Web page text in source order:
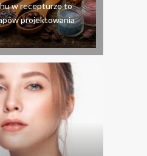
w recepturze to
projektowania